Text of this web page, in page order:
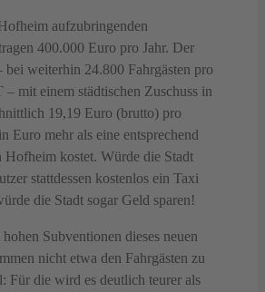
aufzubringenden
400.000 Euro pro Jahr. Der
bei weiterhin 24.800 Fahrgästen pro
mit einem städtischen Zuschuss in
19,19 Euro (brutto) pro
Euro mehr als eine entsprechend
Hofheim kostet. Würde die Stadt
stattdessen kostenlos ein Taxi
die Stadt sogar Geld sparen!
Subventionen dieses neuen
nicht etwa den Fahrgästen zu
Für die wird es deutlich teurer als